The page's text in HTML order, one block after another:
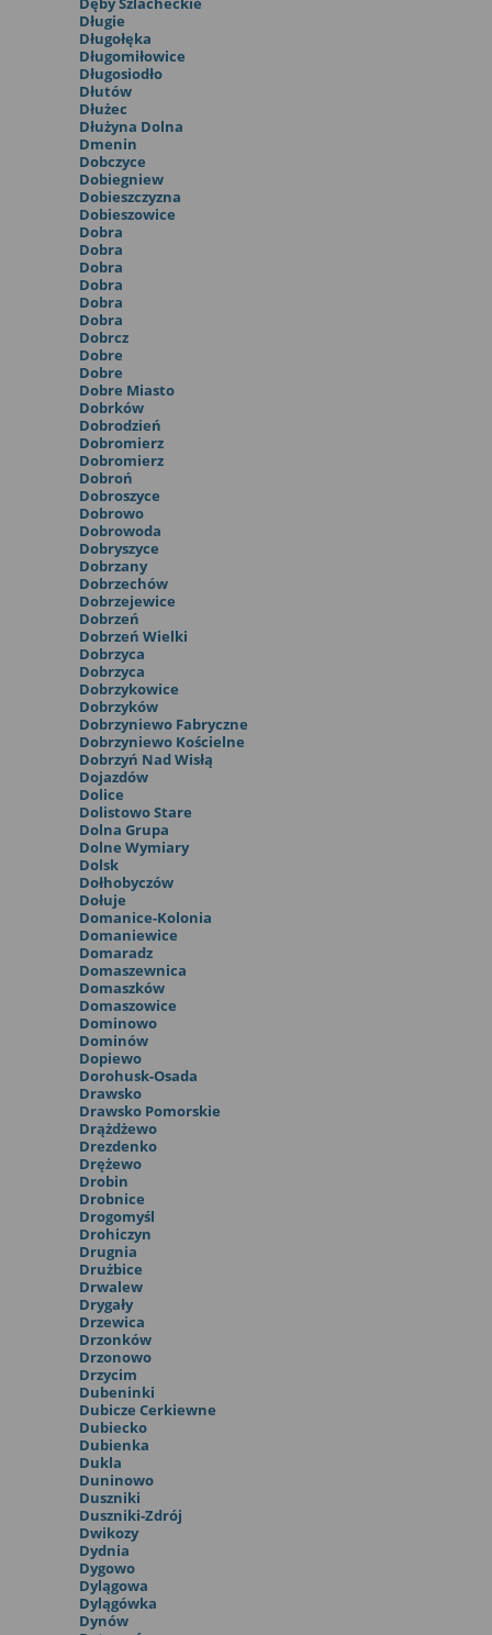
Długie
Długołęka
Długomiłowice
Długosiodło
Dłutów
Dłużec
Dłużyna Dolna
Dmenin
Dobczyce
Dobiegniew
Dobieszczyzna
Dobieszowice
Dobra
Dobra
Dobra
Dobra
Dobra
Dobra
Dobrcz
Dobre
Dobre
Dobre Miasto
Dobrków
Dobrodzień
Dobromierz
Dobromierz
Dobroń
Dobroszyce
Dobrowo
Dobrowoda
Dobryszyce
Dobrzany
Dobrzechów
Dobrzejewice
Dobrzeń
Dobrzeń Wielki
Dobrzyca
Dobrzyca
Dobrzykowice
Dobrzyków
Dobrzyniewo Fabryczne
Dobrzyniewo Kościelne
Dobrzyń Nad Wisłą
Dojazdów
Dolice
Dolistowo Stare
Dolna Grupa
Dolne Wymiary
Dolsk
Dołhobyczów
Dołuje
Domanice-Kolonia
Domaniewice
Domaradz
Domaszewnica
Domaszków
Domaszowice
Dominowo
Dominów
Dopiewo
Dorohusk-Osada
Drawsko
Drawsko Pomorskie
Drążdżewo
Drezdenko
Drężewo
Drobin
Drobnice
Drogomyśl
Drohiczyn
Drugnia
Drużbice
Drwalew
Drygały
Drzewica
Drzonków
Drzonowo
Drzycim
Dubeninki
Dubicze Cerkiewne
Dubiecko
Dubienka
Dukla
Duninowo
Duszniki
Duszniki-Zdrój
Dwikozy
Dydnia
Dygowo
Dylągowa
Dylągówka
Dynów